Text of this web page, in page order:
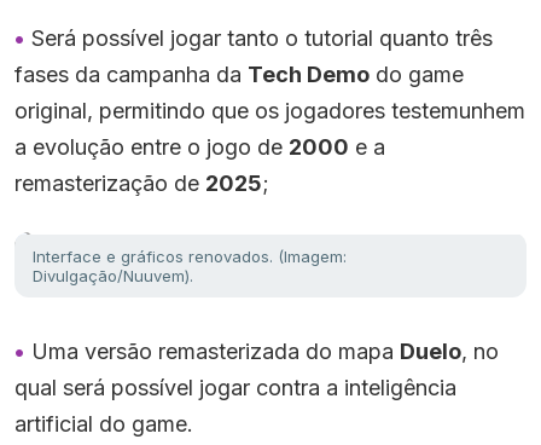
Será possível jogar tanto o tutorial quanto três
fases da campanha da Tech Demo do game
original, permitindo que os jogadores testemunhem
a evolução entre o jogo de 2000 e a
remasterização de 2025;
Interface e gráficos renovados. (Imagem:
Divulgação/Nuuvem).
Uma versão remasterizada do mapa Duelo, no
qual será possível jogar contra a inteligência
artificial do game.